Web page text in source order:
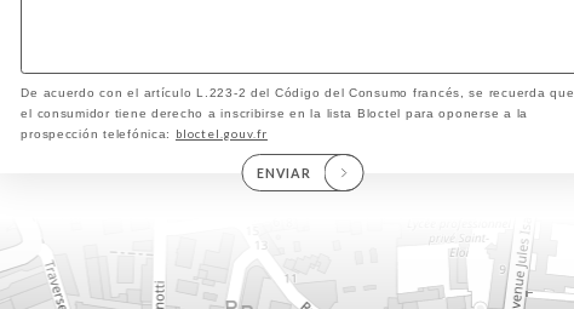
De acuerdo con el artículo L.223-2 del Código del Consumo francés, se recuerda que
el consumidor tiene derecho a inscribirse en la lista Bloctel para oponerse a la
prospección telefónica: bloctel.gouv.fr
ENVIAR